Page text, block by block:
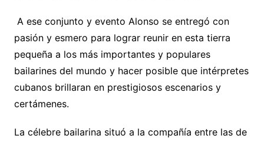
A ese conjunto y evento Alonso se entregó con
pasión y esmero para lograr reunir en esta tierra
pequeña a los más importantes y populares
bailarines del mundo y hacer posible que intérpretes
cubanos brillaran en prestigiosos escenarios y
certámenes.
La célebre bailarina situó a la compañía entre las de